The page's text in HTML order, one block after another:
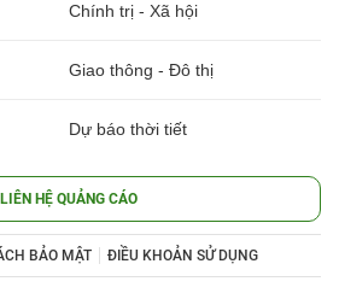
Chính trị - Xã hội
Giao thông - Đô thị
Dự báo thời tiết
LIÊN HỆ QUẢNG CÁO
BẢO MẬT ĐIỀU KHOẢN SỬ DỤNG